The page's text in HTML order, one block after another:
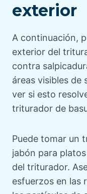
exterior
A continuación,
exterior del
contra
áreas visibles de
ver si esto
triturador de
Puede tomar un
jabón para
del triturador.
esfuerzos en las